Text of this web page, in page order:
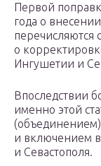
Первой
года о
перечисляются
о
Ингушетии и
Впоследствии
именно этой
и включением
и Севастополя.